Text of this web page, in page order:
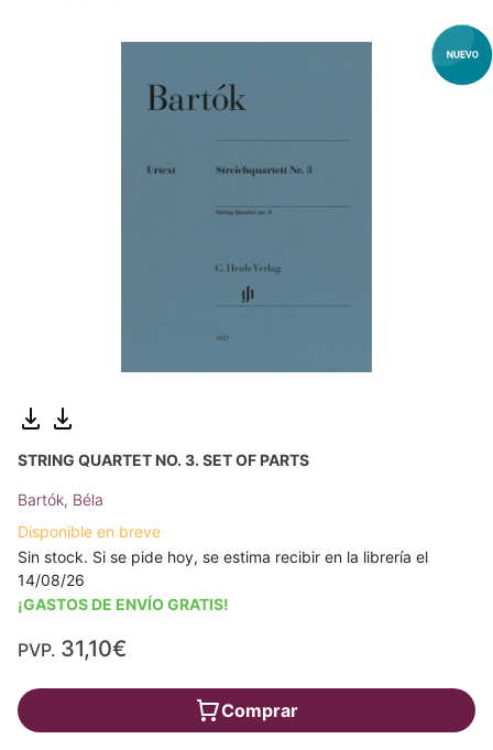
STRING QUARTET NO. 3. SET OF PARTS
Bartók, Béla
Disponible en breve
Sin stock. Si se pide hoy, se estima recibir en la librería el
14/08/26
¡GASTOS DE ENVÍO GRATIS!
PVP. 31,10€
Comprar